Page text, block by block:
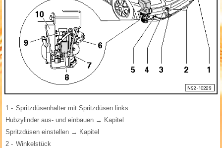
1 - Spritzdüsenhalter mit Spritzdüsen links
Hubzylinder aus- und einbauen → Kapitel
Spritzdüsen einstellen → Kapitel
2 - Winkelstück